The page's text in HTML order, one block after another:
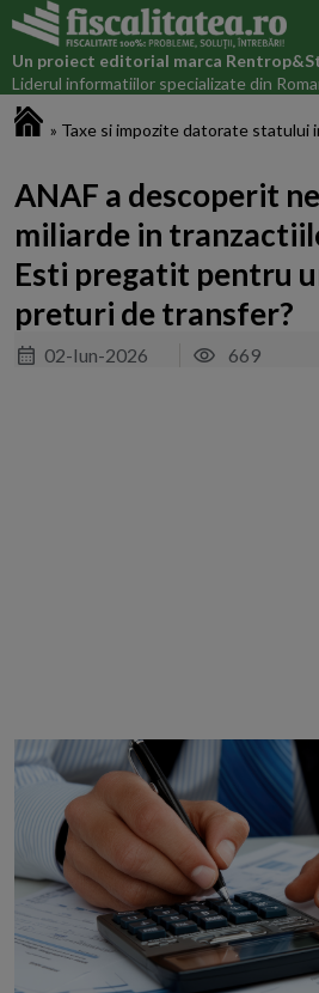
Un proiect editorial marca
Liderul informatiilor specializate din
» Taxe si impozite datorate statului
ANAF a descoperit
miliarde in
Esti pregatit pentru
preturi de transfer?
02-Iun-2026 669